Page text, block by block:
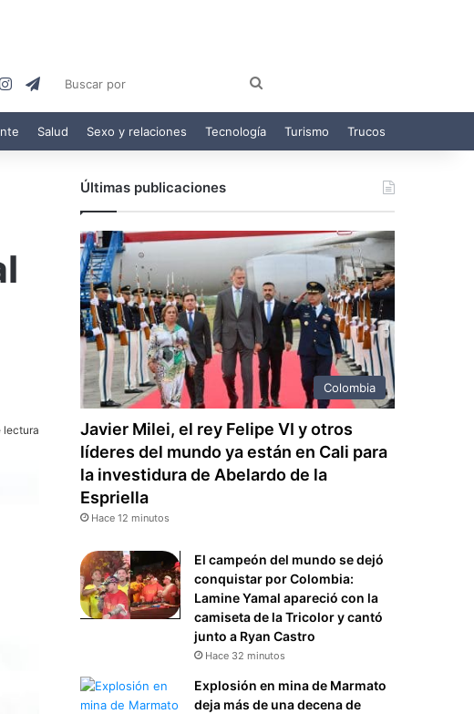
Instagram
Telegram
por
Salud Sexo y relaciones Tecnología Turismo Trucos
lectura
Últimas publicaciones
Colombia
Javier Milei, el rey Felipe VI y otros
líderes del mundo ya están en Cali para
la investidura de Abelardo de la
Espriella
Hace 12 minutos
El campeón del mundo se dejó
conquistar por Colombia:
Lamine Yamal apareció con la
camiseta de la Tricolor y cantó
junto a Ryan Castro
Hace 32 minutos
Explosión en mina de Marmato
deja más de una decena de